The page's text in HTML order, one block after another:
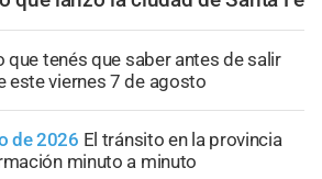
que tenés que saber antes de salir
este viernes 7 de agosto
de 2026 El tránsito en la provincia
minuto a minuto